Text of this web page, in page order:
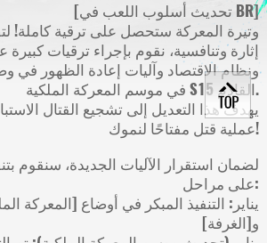
[تحديث أسلوب اللعب في BR]
وتيرة المعركة ستحصل على ترقية كاملة!
إثارة وتنافسية، نقوم بإجراء ترقيات كبيرة
ونظام الاقتصاد وآليات إعادة الظهور في
في موسم المعركة الملكية S15 القادم.
يهدف هذا التعديل إلى تشجيع القتال
عملية قتل مفتاحًا لنموك!
لضمان استقرار الآليات الجديدة، سنقوم
على مراحل:
و[الغرفة]